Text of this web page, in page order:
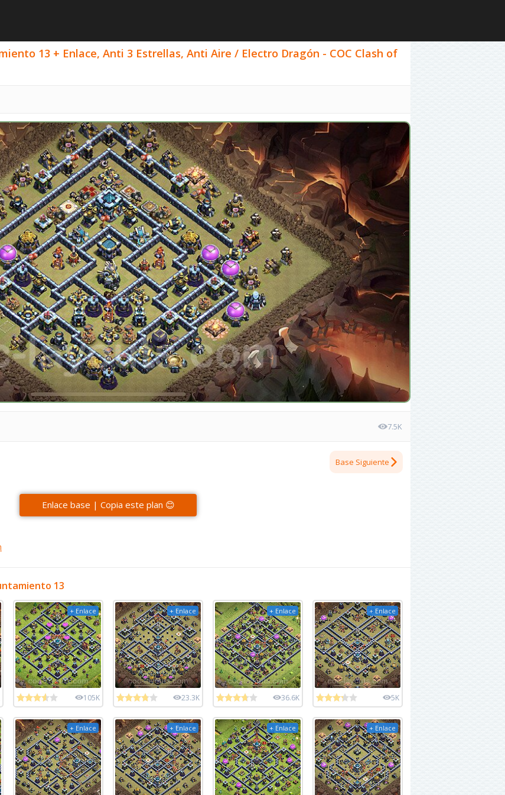
13 + Enlace, Anti 3 Estrellas, Anti Aire / Electro Dragón - COC Clash of
7.5K
Base Siguiente
Enlace base | Copia este plan 😊
13
+ Enlace
105K
+ Enlace
23.3K
+ Enlace
36.6K
+ Enlace
5K
+ Enlace + Enlace + Enlace + Enlace